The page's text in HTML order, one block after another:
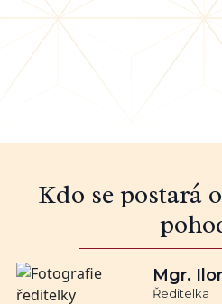
Kdo se postará
Mgr.
Ředitelka